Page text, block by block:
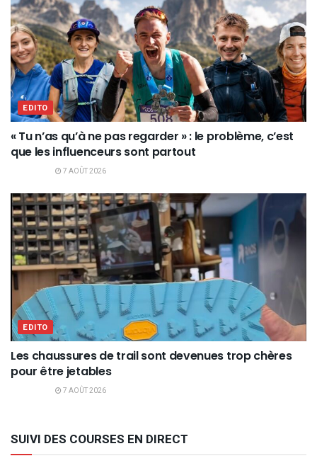
EDITO
« Tu n’as qu’à ne pas regarder » : le problème, c’est
que les influenceurs sont partout
7 AOÛT 2026
EDITO
Les chaussures de trail sont devenues trop chères
pour être jetables
7 AOÛT 2026
SUIVI DES COURSES EN DIRECT